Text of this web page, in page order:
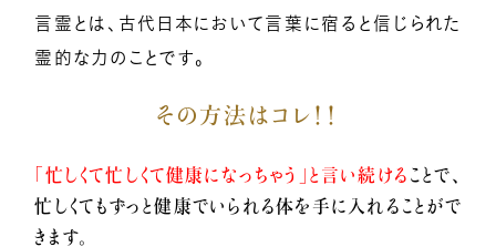
新着情報
言霊とは、古代日本において言葉に宿ると信じられた
霊的な力のことです。
その方法はコレ！！
「忙しくて忙しくて健康になっちゃう」と言い続ける ことで、
忙しくてもずっと健康でいられる体を手に入れることがで
きます。